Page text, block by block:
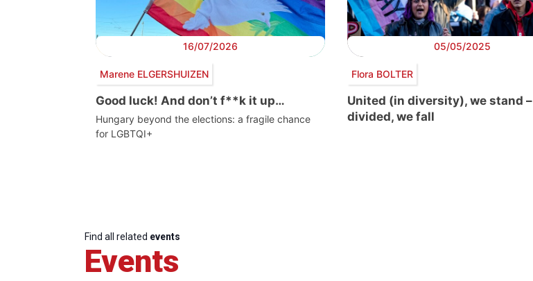
16/07/2026
Marene ELGERSHUIZEN
Good luck! And don’t f**k it up…
Hungary beyond the elections: a fragile chance
for LGBTQI+
05/05/2025
Flora BOLTER
United (in diversity), we stand –
divided, we fall
Find all related events
Events